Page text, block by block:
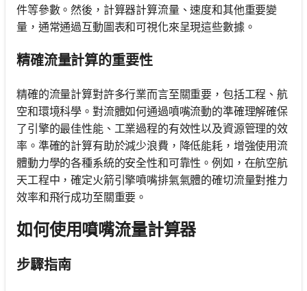
件等參數。然後，計算器計算流量、速度和其他重要變
量，通常通過互動圖表和可視化來呈現這些數據。
精確流量計算的重要性
精確的流量計算對許多行業而言至關重要，包括工程、航
空和環境科學。對流體如何通過噴嘴流動的準確理解確保
了引擎的最佳性能、工業過程的有效性以及資源管理的效
率。準確的計算有助於減少浪費，降低能耗，增強使用流
體動力學的各種系統的安全性和可靠性。例如，在航空航
天工程中，確定火箭引擎噴嘴排氣氣體的確切流量對推力
效率和飛行成功至關重要。
如何使用噴嘴流量計算器
步驟指南